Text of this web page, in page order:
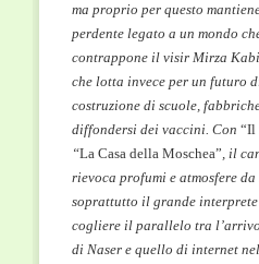
ma proprio per questo
perdente legato a un mondo
contrappone il visir Mirza
che lotta invece per un futuro
costruzione di scuole,
diffondersi dei vaccini. Con “Il
“La Casa della Moschea”, il
rievoca profumi e atmosfere
soprattutto il grande interprete
cogliere il parallelo tra
di Naser e quello di internet